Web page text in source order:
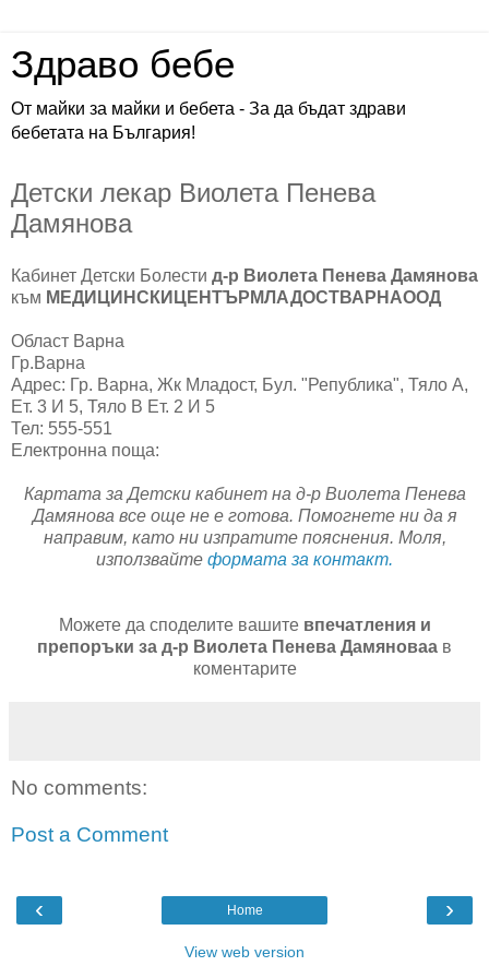
Здраво бебе
От майки за майки и бебета - За да бъдат здрави
бебетата на България!
Детски лекар Виолета Пенева
Дамянова
Кабинет Детски Болести д-р Виолета Пенева Дамянова
към МЕДИЦИНСКИЦЕНТЪРМЛАДОСТВАРНАООД
Област Варна
Гр.Варна
Адрес: Гр. Варна, Жк Младост, Бул. "Република", Тяло А,
Ет. 3 И 5, Тяло В Ет. 2 И 5
Тел: 555-551
Електронна поща:
Картата за Детски кабинет на д-р Виолета Пенева
Дамянова все още не е готова. Помогнете ни да я
направим, като ни изпратите пояснения. Моля,
използвайте формата за контакт.
Можете да споделите вашите впечатления и
препоръки за д-р Виолета Пенева Дамяноваа в
коментарите
No comments:
Post a Comment
‹ ›
Home
View web version